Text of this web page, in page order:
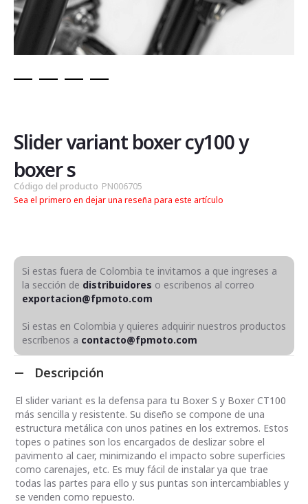
de
la
galería
de
imágenes
Slider variant boxer cy100 y
boxer s
Código del producto PN006705
Sea el primero en dejar una reseña para este artículo
Si estas fuera de Colombia te invitamos a que ingreses a
la sección de distribuidores o escribenos al correo
exportacion@fpmoto.com
Si estas en Colombia y quieres adquirir nuestros productos
escríbenos a contacto@fpmoto.com
Descripción
El slider variant es la defensa para tu Boxer S y Boxer CT100
más sencilla y resistente. Su diseño se compone de una
estructura metálica con unos patines en los extremos. Estos
topes o patines son los encargados de deslizar sobre el
pavimento al caer, minimizando el impacto sobre superficies
como carenajes, etc. Es muy fácil de instalar ya que trae
todas las partes para ello y sus puntas son intercambiables y
se venden como repuesto.